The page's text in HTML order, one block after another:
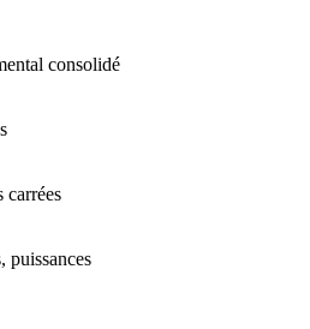
consolidé
carrées
puissances